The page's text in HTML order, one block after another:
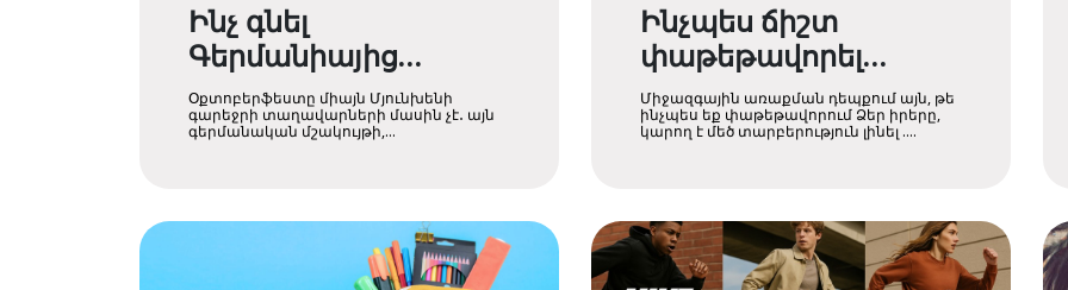
Ինչ գնել
Գերմանիայից
Օքտոբերֆեստի
ընթացքում
Օքտոբերֆեստը միայն Մյունխենի
գարեջրի տաղավարների մասին չէ․ այն
գերմանական մշակույթի,
Ինչպես ճիշտ
փաթեթավորել
միջազգային
առաքման համար
Միջազգային առաքման դեպքում այն, թե
ինչպես եք փաթեթավորում Ձեր իրերը,
կարող է մեծ տարբերություն լինել ....